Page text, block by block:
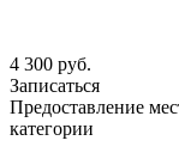
4 300 руб.
Записаться
Предоставление
категории